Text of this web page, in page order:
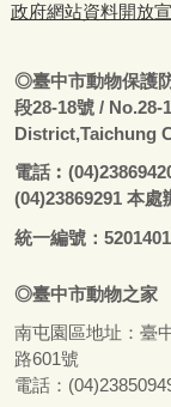
政府網站資料開放
◎臺中市動物保護
段28-18號 / No.28-
District,Taichung
電話︰
(04)23869291 本
統一編號：
◎臺中市動物之家
南屯園區地址： 臺
路601號
電話：